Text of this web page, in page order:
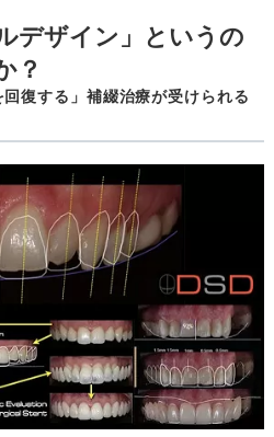
復する」補綴治療が受けられる
デザイン」というの
？